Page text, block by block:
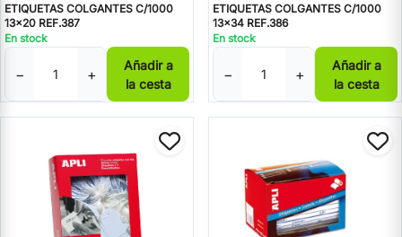
ETIQUETAS COLGANTES C/1000
13x20 REF.387
En stock
− +
Añadir a
la cesta
ETIQUETAS COLGANTES C/1000
13x34 REF.386
En stock
− +
Añadir a
la cesta